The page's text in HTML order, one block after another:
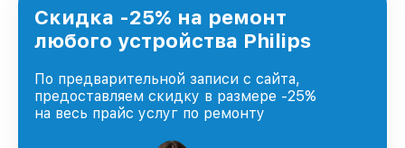
Скидка -25% на ремонт
любого устройства Philips
По предварительной записи с сайта,
предоставляем скидку в размере -25%
на весь прайс услуг по ремонту